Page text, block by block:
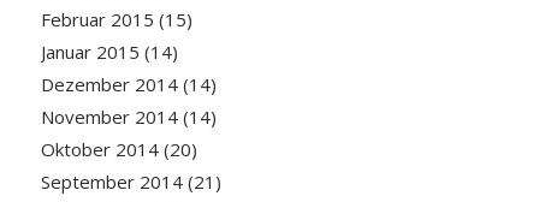
Februar 2015 (15)
Januar 2015 (14)
Dezember 2014(14)
November 2014(14)
Oktober 2014(20)
September 2014(21)